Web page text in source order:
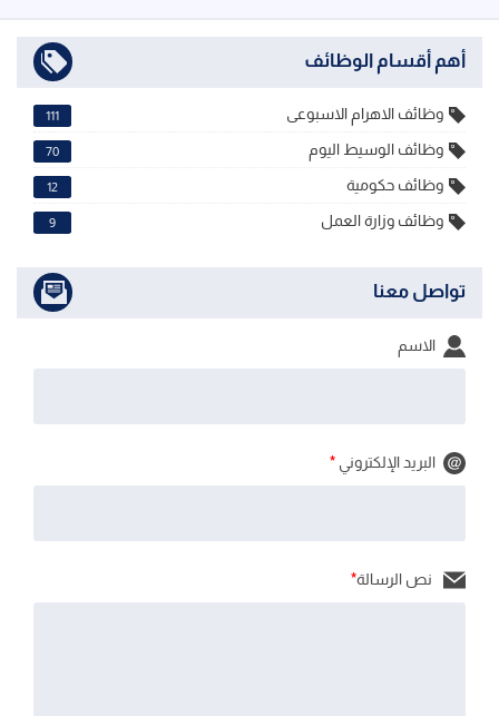
أهم أقسام الوظائف
وظائف الاهرام الاسبوعى 111
وظائف الوسيط اليوم 70
وظائف حكومية 12
وظائف وزارة العمل 9
تواصل معنا
الاسم
البريد الإلكتروني *
نص الرسالة*